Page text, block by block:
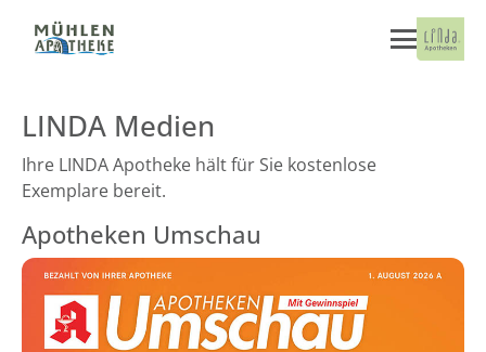
LINDA Medien
Ihre LINDA Apotheke hält für Sie kostenlose
Exemplare bereit.
Apotheken Umschau